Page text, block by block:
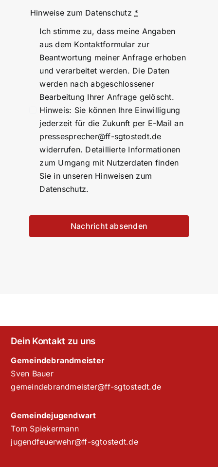
Hinweise zum Datenschutz *
Ich stimme zu, dass meine Angaben
aus dem Kontaktformular zur
Beantwortung meiner Anfrage erhoben
und verarbeitet werden. Die Daten
werden nach abgeschlossener
Bearbeitung Ihrer Anfrage gelöscht.
Hinweis: Sie können Ihre Einwilligung
jederzeit für die Zukunft per E-Mail an
pressesprecher@ff-sgtostedt.de
widerrufen. Detaillierte Informationen
zum Umgang mit Nutzerdaten finden
Sie in unseren Hinweisen zum
Datenschutz.
Nachricht absenden
Dein Kontakt zu uns
Gemeindebrandmeister
Sven Bauer
gemeindebrandmeister@ff-sgtostedt.de
Gemeindejugendwart
Tom Spiekermann
jugendfeuerwehr@ff-sgtostedt.de